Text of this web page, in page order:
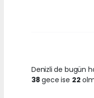
Denizli de bugün
38 gece ise 22